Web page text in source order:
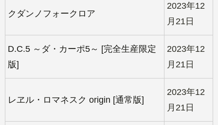
クダンノフォークロア
2023年12
月21日
D.C.5 ～ダ・カーポ5～ [完全生産限定
版]
2023年12
月21日
レヱル・ロマネスク origin [通常版]
2023年12
月21日